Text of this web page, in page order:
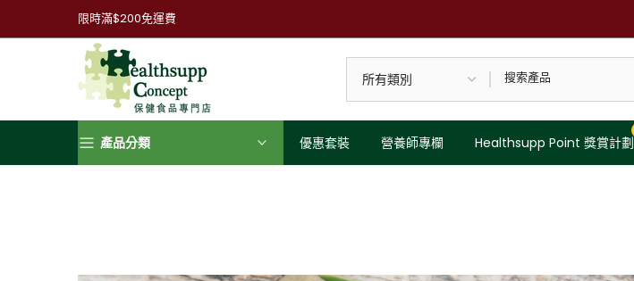
到
限時滿$200免運費
產品分類 優惠套裝 營養師專欄 Healthsupp Point 獎賞計劃